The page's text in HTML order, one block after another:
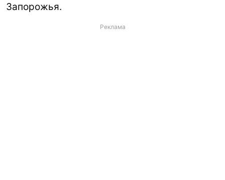
Запорожья.
Реклама